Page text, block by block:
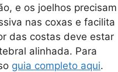
e os joelhos precisam
nas coxas e facilita
das costas deve estar
alinhada. Para
guia completo aqui.